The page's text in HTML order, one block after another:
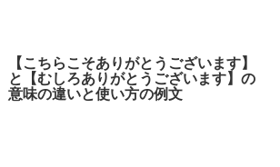
【こちらこそありがとうございます】
と【むしろありがとうございます】の
意味の違いと使い方の例文